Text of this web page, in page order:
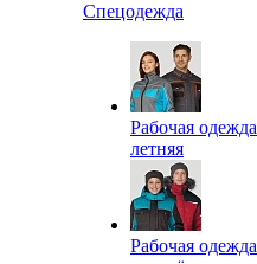
Спецодежда
Рабочая одежда
летняя
Рабочая одежда